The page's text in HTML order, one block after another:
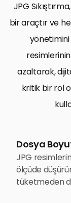
JPG
bir araçtır ve
yönetimini
azaltarak,
kritik bir rol
Dosya
JPG
ölçüde
tüketmeden